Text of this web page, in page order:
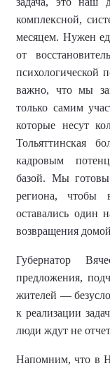
комплексной,
месяцем. Нужен
от
психологической
важно, что мы
только самим
которые несут
Тольяттинская
кадровым
базой. Мы готовы
региона, чтобы
оставались один
возвращения
Губернатор
предложения,
жителей —
к реализации
люди ждут не
Напомним, что в